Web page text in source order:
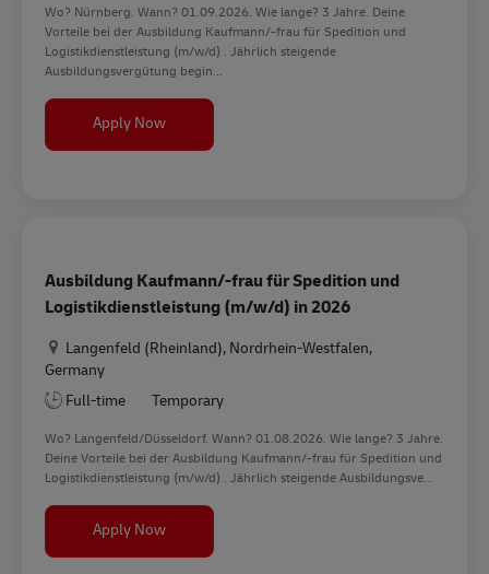
Wo? Nürnberg. Wann? 01.09.2026. Wie lange? 3 Jahre. Deine
Vorteile bei der Ausbildung Kaufmann/-frau für Spedition und
Logistikdienstleistung (m/w/d) . Jährlich steigende
Ausbildungsvergütung begin...
Apply NowAusbildung Kaufmann/-frau für Spedition und
Ausbildung Kaufmann/-frau für Spedition und
Logistikdienstleistung (m/w/d) in 2026
Location
Langenfeld (Rheinland), Nordrhein-Westfalen,
Germany
Full-time
Temporary
Wo? Langenfeld/Düsseldorf. Wann? 01.08.2026. Wie lange? 3 Jahre.
Deine Vorteile bei der Ausbildung Kaufmann/-frau für Spedition und
Logistikdienstleistung (m/w/d) . Jährlich steigende Ausbildungsve...
Apply NowAusbildung Kaufmann/-frau für Spedition und